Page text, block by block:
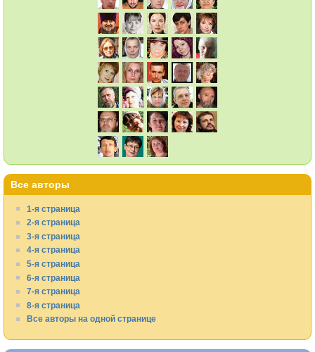
Все авторы
1-я страница
2-я страница
3-я страница
4-я страница
5-я страница
6-я страница
7-я страница
8-я страница
Все авторы на одной странице